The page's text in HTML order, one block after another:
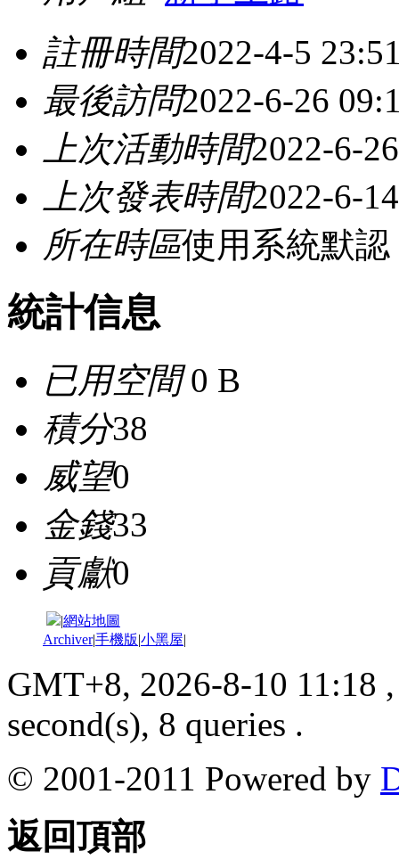
註冊時間2022-4-5
最後訪問2022-6-26
上次活動時間2022-6-
上次發表時間2022-6-
所在時區使用系統默認
統計信息
已用空間0 B
積分38
威望0
金錢33
貢獻0
|網站地圖
Archiver|手機版|小黑屋|
GMT+8, 2026-8-10 11:18
second(s), 8 queries .
© 2001-2011 Powered by
返回頂部